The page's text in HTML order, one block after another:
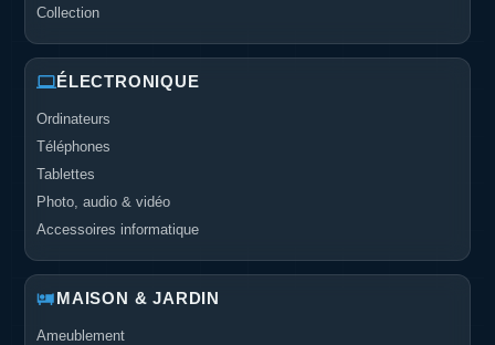
Collection
ÉLECTRONIQUE
Ordinateurs
Téléphones
Tablettes
Photo, audio & vidéo
Accessoires informatique
MAISON & JARDIN
Ameublement